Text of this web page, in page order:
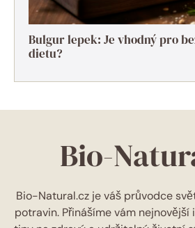
Bulgur lepek: Je vhodný pro
dietu?
Bio-
Bio-Natural.cz je váš průvodce
potravin. Přinášíme vám